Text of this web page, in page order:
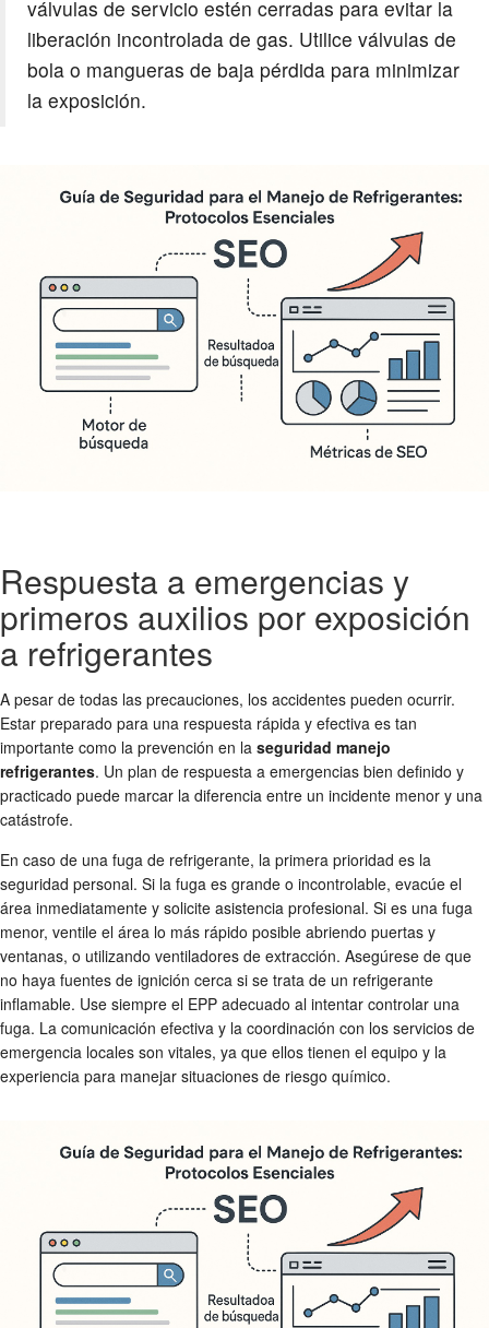
válvulas de servicio estén cerradas para evitar la
liberación incontrolada de gas. Utilice válvulas de
bola o mangueras de baja pérdida para minimizar
la exposición.
Respuesta a emergencias y
primeros auxilios por exposición
a refrigerantes
A pesar de todas las precauciones, los accidentes pueden ocurrir.
Estar preparado para una respuesta rápida y efectiva es tan
importante como la prevención en la seguridad manejo
refrigerantes. Un plan de respuesta a emergencias bien definido y
practicado puede marcar la diferencia entre un incidente menor y una
catástrofe.
En caso de una fuga de refrigerante, la primera prioridad es la
seguridad personal. Si la fuga es grande o incontrolable, evacúe el
área inmediatamente y solicite asistencia profesional. Si es una fuga
menor, ventile el área lo más rápido posible abriendo puertas y
ventanas, o utilizando ventiladores de extracción. Asegúrese de que
no haya fuentes de ignición cerca si se trata de un refrigerante
inflamable. Use siempre el EPP adecuado al intentar controlar una
fuga. La comunicación efectiva y la coordinación con los servicios de
emergencia locales son vitales, ya que ellos tienen el equipo y la
experiencia para manejar situaciones de riesgo químico.